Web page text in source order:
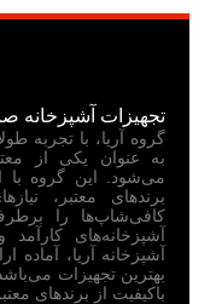
تجهیزات آشپزخانه
گروه آریا، با تجربه
به عنوان یکی از
می‌شود. این گروه با
برندهای معتبر،
کافی‌شاپ‌ها را
آشپزخانه‌های
آشپزخانه آریا، آماده
بهترین تجهیزات
باکیفیت از برندهای